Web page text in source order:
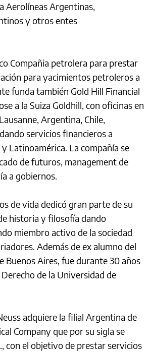
Aerolíneas Argentinas,
y otros entes
Compañia petrolera para prestar
para yacimientos petroleros a
funda también Gold Hill Financial
a la Suiza Goldhill, con oficinas en
Argentina, Chile,
servicios financieros a
Latinoamérica. La compañía se
de futuros, management de
a gobiernos.
de vida dedicó gran parte de su
historia y filosofía dando
miembro activo de la sociedad
Además de ex alumno del
Buenos Aires, fue durante 30 años
de la Universidad de
adquiere la filial Argentina de
Company que por su sigla se
con el objetivo de prestar servicios